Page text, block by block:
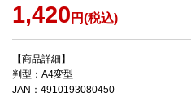
1,420 円(税込)
【商品詳細】
判型：A4変型
JAN：4910193080450